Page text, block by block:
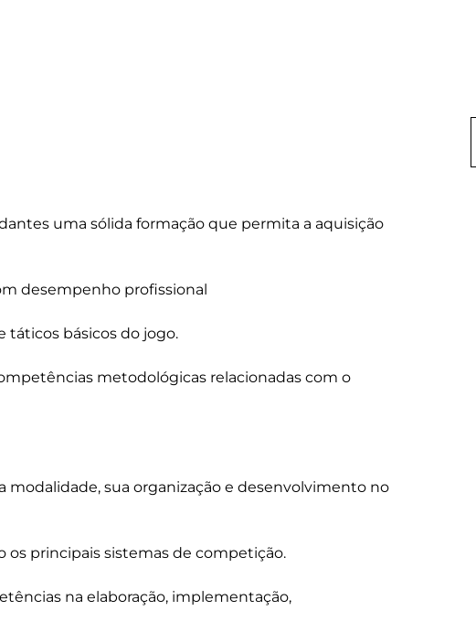
uma sólida formação que permita a aquisição
desempenho profissional
táticos básicos do jogo.
metodológicas relacionadas com o
modalidade, sua organização e desenvolvimento no
os principais sistemas de competição.
na elaboração, implementação,